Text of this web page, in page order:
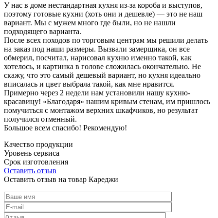
У нас в доме нестандартная кухня из-за короба и выступов,
поэтому готовые кухни (хоть они и дешевле) — это не наш
вариант. Мы с мужем много где были, но не нашли
подходящего варианта.
После всех походов по торговым центрам мы решили делать
на заказ под наши размеры. Вызвали замерщика, он все
обмерил, посчитал, нарисовал кухню именно такой, как
хотелось, и картинка в голове сложилась окончательно. Не
скажу, что это самый дешевый вариант, но кухня идеально
вписалась и цвет выбрала такой, как мне нравится.
Примерно через 2 недели нам установили нашу кухню-
красавицу! «Благодаря» нашим кривым стенам, им пришлось
помучиться с монтажом верхних шкафчиков, но результат
получился отменный.
Большое всем спасибо! Рекомендую!
Качество продукции
Уровень сервиса
Срок изготовления
Оставить отзыв
Оставить отзыв на товар Кареджи